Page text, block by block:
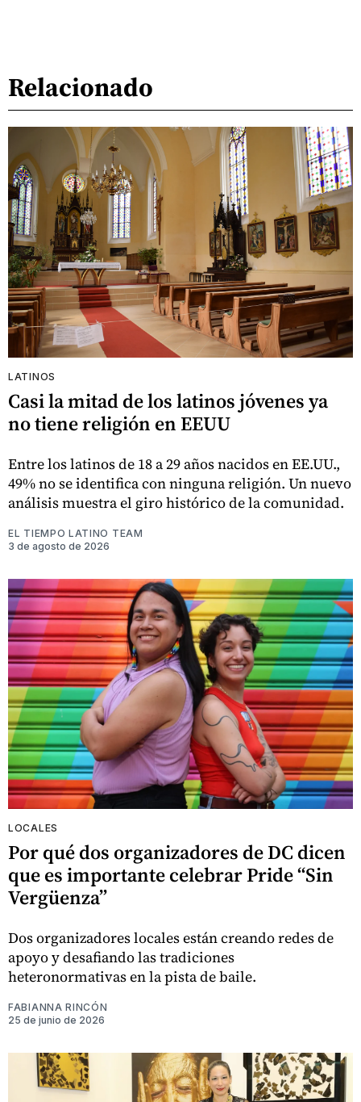
Relacionado
LATINOS
Casi la mitad de los latinos jóvenes ya
no tiene religión en EEUU
Entre los latinos de 18 a 29 años nacidos en EE.UU.,
49% no se identifica con ninguna religión. Un nuevo
análisis muestra el giro histórico de la comunidad.
EL TIEMPO LATINO TEAM
3 de agosto de 2026
LOCALES
Por qué dos organizadores de DC dicen
que es importante celebrar Pride “Sin
Vergüenza”
Dos organizadores locales están creando redes de
apoyo y desafiando las tradiciones
heteronormativas en la pista de baile.
FABIANNA RINCÓN
25 de junio de 2026